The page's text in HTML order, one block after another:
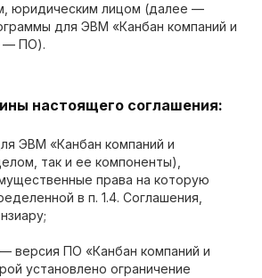
юридическим лицом (далее —
для ЭВМ «Канбан компаний и
— ПО).
настоящего соглашения:
ЭВМ «Канбан компаний и
так и ее компоненты),
права на которую
в п. 1.4. Соглашения,
— версия ПО «Канбан компаний и
установлено ограничение